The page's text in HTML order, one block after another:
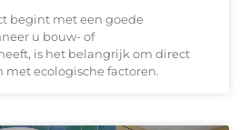
begint met een goede
u bouw- of
is het belangrijk om direct
ecologische factoren.